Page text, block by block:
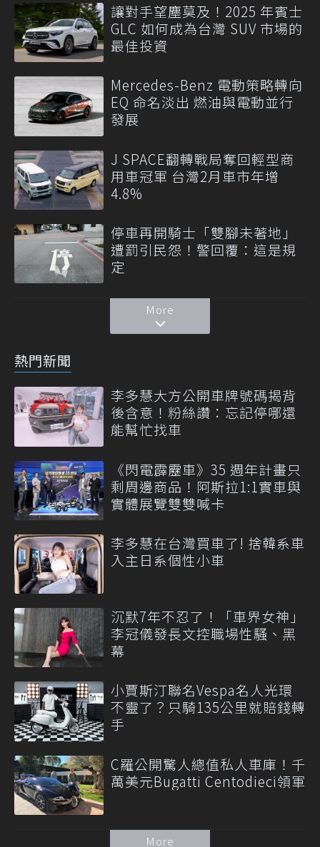
讓對手望塵莫及！2025 年賓士
GLC 如何成為台灣 SUV 市場的
最佳投資
Mercedes-Benz 電動策略轉向
EQ 命名淡出 燃油與電動並行
發展
J SPACE翻轉戰局奪回輕型商
用車冠軍 台灣2月車市年增
4.8%
停車再開騎士「雙腳未著地」
遭罰引民怨！警回覆：這是規
定
More
熱門新聞
李多慧大方公開車牌號碼揭背
後含意！粉絲讚：忘記停哪還
能幫忙找車
《閃電霹靂車》35 週年計畫只
剩周邊商品！阿斯拉1:1實車與
實體展覽雙雙喊卡
李多慧在台灣買車了! 捨韓系車
入主日系個性小車
沉默7年不忍了！「車界女神」
李冠儀發長文控職場性騷、黑
幕
小賈斯汀聯名Vespa名人光環
不靈了？只騎135公里就賠錢轉
手
C羅公開驚人總值私人車庫！千
萬美元Bugatti Centodieci領軍
More